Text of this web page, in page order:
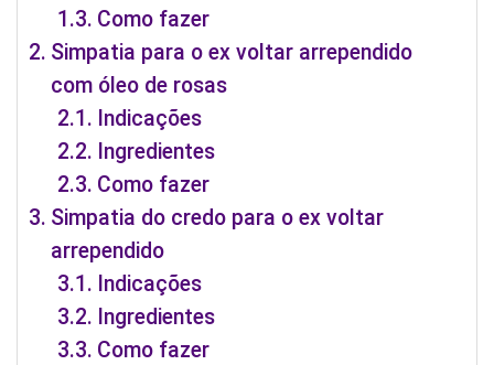
Como fazer
Simpatia para o ex voltar arrependido
com óleo de rosas
Indicações
Ingredientes
Como fazer
Simpatia do credo para o ex voltar
arrependido
Indicações
Ingredientes
Como fazer